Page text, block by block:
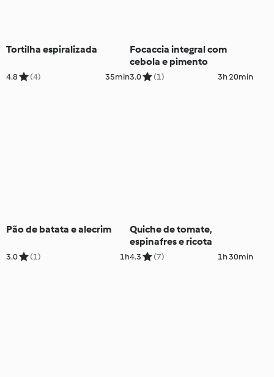
Tortilha espiralizada
4.8 (4) 35min
Focaccia integral com
cebola e pimento
3.0 (1) 3h 20min
Pão de batata e alecrim
3.0 (1) 1h
Quiche de tomate,
espinafres e ricota
4.3 (7) 1h 30min